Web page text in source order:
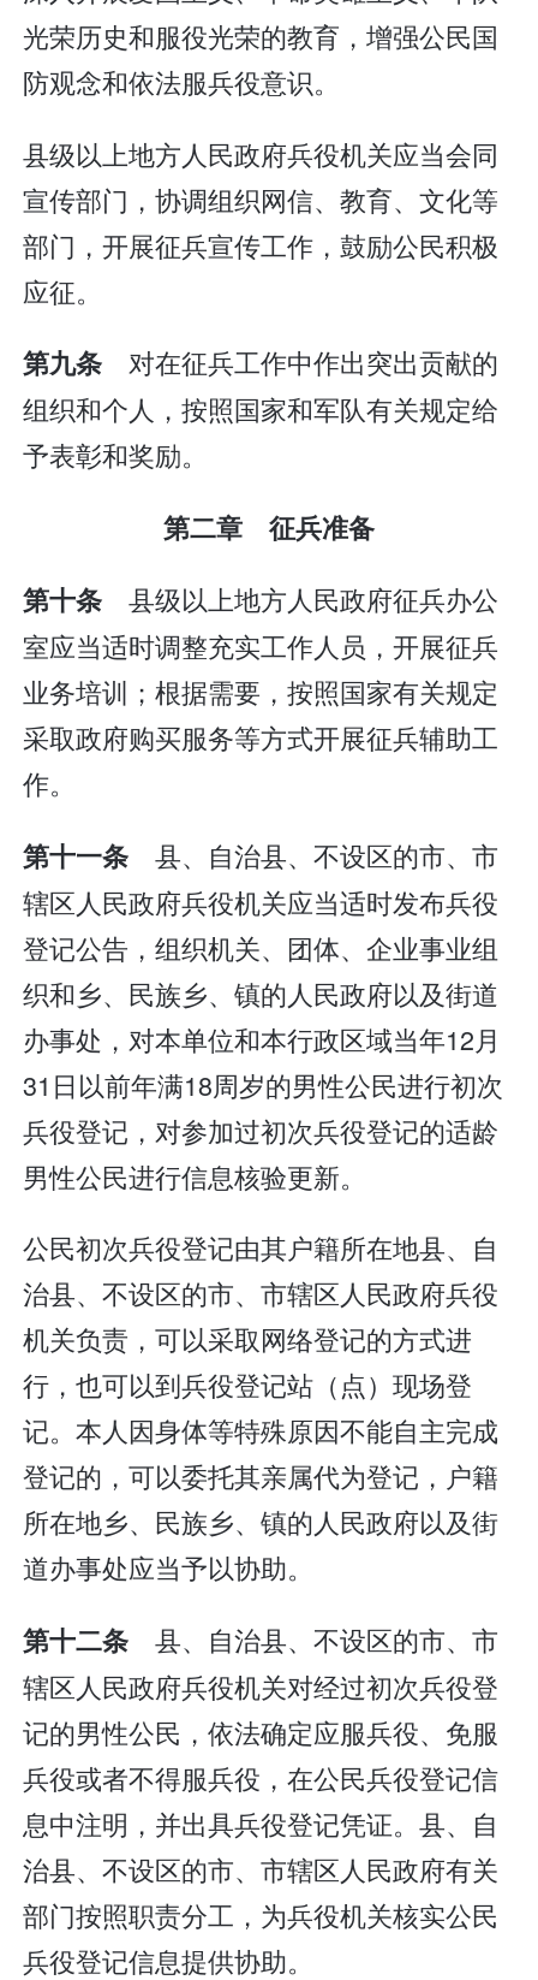
光荣历史和服役光荣的教育，增强公民国
防观念和依法服兵役意识。
县级以上地方人民政府兵役机关应当会同
宣传部门，协调组织网信、教育、文化等
部门，开展征兵宣传工作，鼓励公民积极
应征。
第九条 对在征兵工作中作出突出贡献的
组织和个人，按照国家和军队有关规定给
予表彰和奖励。
第二章 征兵准备
第十条 县级以上地方人民政府征兵办公
室应当适时调整充实工作人员，开展征兵
业务培训；根据需要，按照国家有关规定
采取政府购买服务等方式开展征兵辅助工
作。
第十一条 县、自治县、不设区的市、市
辖区人民政府兵役机关应当适时发布兵役
登记公告，组织机关、团体、企业事业组
织和乡、民族乡、镇的人民政府以及街道
办事处，对本单位和本行政区域当年12月
31日以前年满18周岁的男性公民进行初次
兵役登记，对参加过初次兵役登记的适龄
男性公民进行信息核验更新。
公民初次兵役登记由其户籍所在地县、自
治县、不设区的市、市辖区人民政府兵役
机关负责，可以采取网络登记的方式进
行，也可以到兵役登记站（点）现场登
记。本人因身体等特殊原因不能自主完成
登记的，可以委托其亲属代为登记，户籍
所在地乡、民族乡、镇的人民政府以及街
道办事处应当予以协助。
第十二条 县、自治县、不设区的市、市
辖区人民政府兵役机关对经过初次兵役登
记的男性公民，依法确定应服兵役、免服
兵役或者不得服兵役，在公民兵役登记信
息中注明，并出具兵役登记凭证。县、自
治县、不设区的市、市辖区人民政府有关
部门按照职责分工，为兵役机关核实公民
兵役登记信息提供协助。